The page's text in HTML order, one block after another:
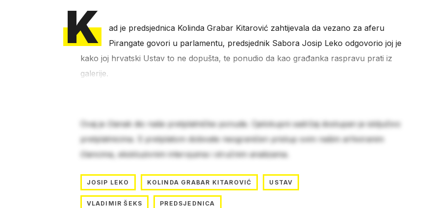
K
ad je predsjednica Kolinda Grabar Kitarović zahtijevala da vezano za aferu
Pirangate govori u parlamentu, predsjednik Sabora Josip Leko odgovorio joj je
kako joj hrvatski Ustav to ne dopušta, te ponudio da kao građanka raspravu prati iz
galerije.
Ovaj je članak dio naše pretplatničke ponude. Cjelokupni sadržaj dostupan je isključivo
pretplatnicima. S pretplatom dobivate neograničen pristup svim našim arhiviranim
člancima, ekskluzivnim intervjuima i stručnim analizama.
JOSIP LEKO KOLINDA GRABAR KITAROVIĆ USTAV
VLADIMIR ŠEKS PREDSJEDNICA